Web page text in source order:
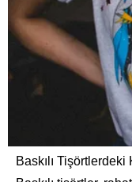
Baskılı